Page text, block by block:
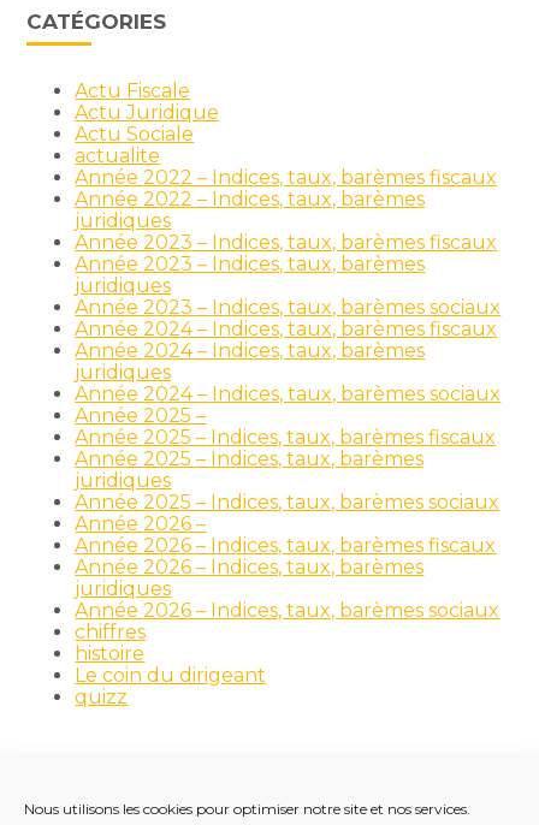
Nous utilisons les cookies pour optimiser notre site et nos services.
CATÉGORIES
Actu Fiscale
Actu Juridique
Actu Sociale
actualite
Année 2022 – Indices, taux, barèmes fiscaux
Année 2022 – Indices, taux, barèmes
juridiques
Année 2023 – Indices, taux, barèmes fiscaux
Année 2023 – Indices, taux, barèmes
juridiques
Année 2023 – Indices, taux, barèmes sociaux
Année 2024 – Indices, taux, barèmes fiscaux
Année 2024 – Indices, taux, barèmes
juridiques
Année 2024 – Indices, taux, barèmes sociaux
Année 2025 –
Année 2025 – Indices, taux, barèmes fiscaux
Année 2025 – Indices, taux, barèmes
juridiques
Année 2025 – Indices, taux, barèmes sociaux
Année 2026 –
Année 2026 – Indices, taux, barèmes fiscaux
Année 2026 – Indices, taux, barèmes
juridiques
Année 2026 – Indices, taux, barèmes sociaux
chiffres
histoire
Le coin du dirigeant
quizz